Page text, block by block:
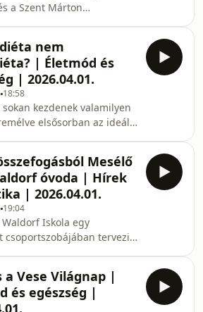
a Szent Márton
volt a vendégünk
hogy idén
50. évfordulóját
László
Központ. Fitala
betekintést nyerhettünk
sürgősségi ellátás
nem
| Életmód és
| 2026.04.01.
18:58
sokan kezdenek valamilyen
elsősorban az ideális
Nos, Papp Dóra dietetikus
a csodadiéták gyors és
fogyást ígérnek,
azonban súlyos
következményei
anyagcsere
effektus…
Mesélő
óvoda | Hírek
| 2026.04.01.
19:04
Iskola egy
csoportszobájában tervezi
közösség. Erről Tóth
szülő, egykori waldorfos
a Vese Világnap |
és egészség |